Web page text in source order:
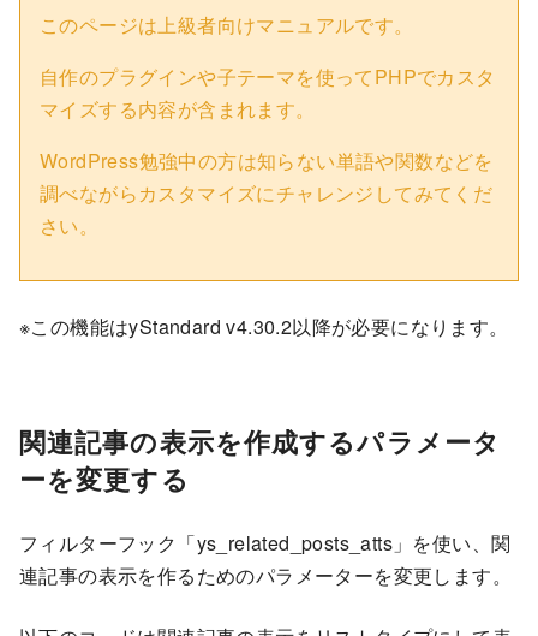
このページは上級者向けマニュアルです。
自作のプラグインや子テーマを使ってPHPでカスタ
マイズする内容が含まれます。
WordPress勉強中の方は知らない単語や関数などを
調べながらカスタマイズにチャレンジしてみてくだ
さい。
※この機能はyStandard v4.30.2以降が必要になります。
関連記事の表示を作成するパラメータ
ーを変更する
フィルターフック「ys_related_posts_atts」を使い、関
連記事の表示を作るためのパラメーターを変更します。